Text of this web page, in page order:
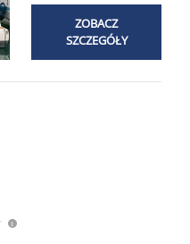
ZOBACZ
SZCZEGÓŁY